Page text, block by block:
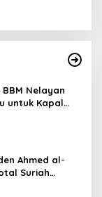
Nelayan
untuk Kapal
Ahmed al-
Suriah